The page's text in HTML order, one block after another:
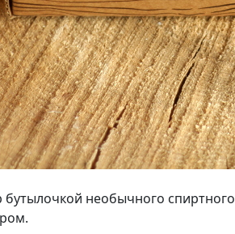
необычного